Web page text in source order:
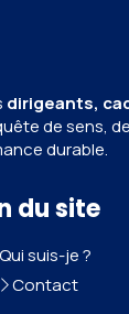
dirigeants,
de sens,
durable.
du site
Qui suis-je ?
Contact